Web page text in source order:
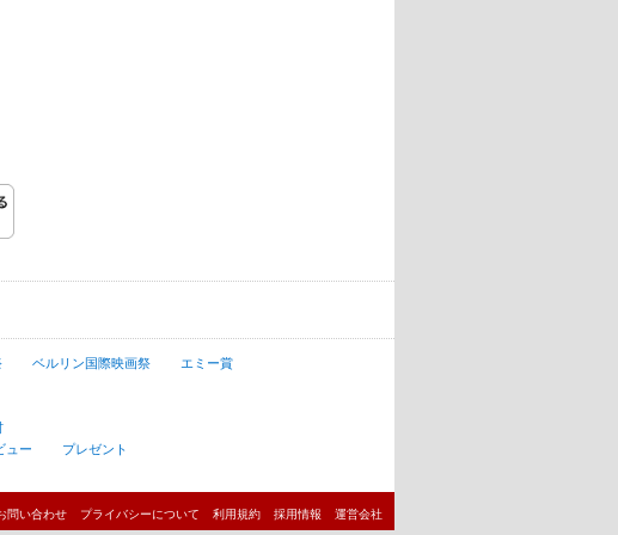
ベルリン国際映画祭
エミー賞
ュー
プレゼント
問い合わせ プライバシーについて 利用規約 採用情報 運営会社